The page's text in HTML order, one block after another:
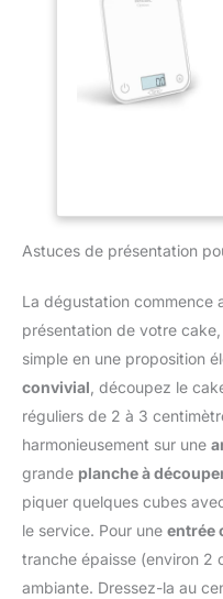
Astuces de présentation
La dégustation commence
présentation de votre
simple en une proposition
convivial, découpez le
réguliers de 2 à 3
harmonieusement sur une
grande planche à
piquer quelques cubes
le service. Pour une entrée
tranche épaisse (environ 2
ambiante. Dressez-la au